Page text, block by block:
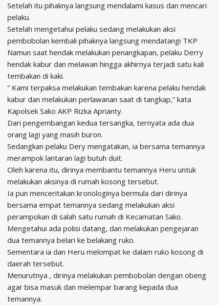
Setelah itu pihaknya langsung mendalami kasus dan mencari
pelaku.
Setelah mengetahui pelaku sedang melakukan aksi
pembobolan kembali pihaknya langsung mendatangi TKP
Namun saat hendak melakukan penangkapan, pelaku Derry
hendak kabur dan melawan hingga akhirnya terjadi satu kali
tembakan di kaki.
” Kami terpaksa melakukan tembakan karena pelaku hendak
kabur dan melakukan perlawanan saat di tangkap,” kata
Kapolsek Sako AKP Rizka Aprianty.
Dari pengembangan kedua tersangka, ternyata ada dua
orang lagi yang masih buron.
Sedangkan pelaku Dery mengatakan, ia bersama temannya
merampok lantaran lagi butuh duit.
Oleh karena itu, dirinya membantu temannya Heru untuk
melakukan aksinya di rumah kosong tersebut.
Ia pun menceritakan kronologinya bermula dari dirinya
bersama empat temannya sedang melakukan aksi
perampokan di salah satu rumah di Kecamatan Sako.
Mengetahui ada polisi datang, dan melakukan pengejaran
dua temannya belari ke belakang ruko.
Sementara ia dan Heru melompat ke dalam ruko kosong di
daerah tersebut.
Menurutnya , dirinya melakukan pembobolan dengan obeng
agar bisa masuk dan melempar barang kepada dua
temannya.